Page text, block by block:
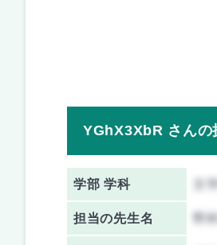
YGhX3XbR さんの
学部 学科
担当の先生名